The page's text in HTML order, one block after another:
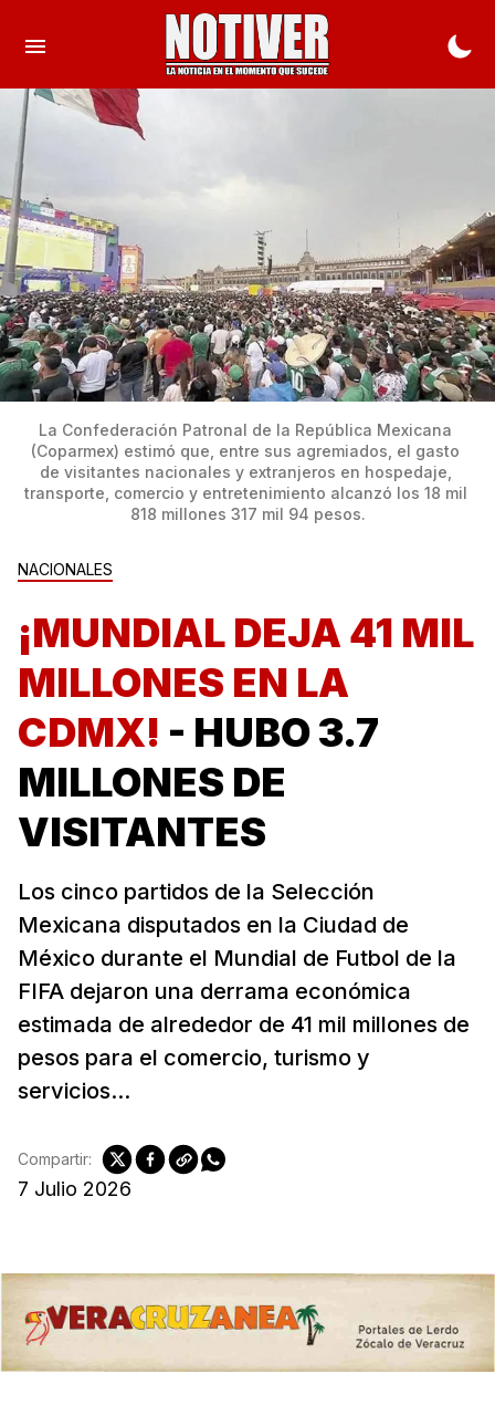
NACIONALES
¡MUNDIAL DEJA 41 MIL
MILLONES EN LA
CDMX! - HUBO 3.7
MILLONES DE
VISITANTES
Los cinco partidos de la Selección
Mexicana disputados en la Ciudad de
México durante el Mundial de Futbol de la
FIFA dejaron una derrama económica
estimada de alrededor de 41 mil millones de
pesos para el comercio, turismo y
servicios...
7 Julio 2026
Compartir:
La Confederación Patronal de la República Mexicana
(Coparmex) estimó que, entre sus agremiados, el gasto
de visitantes nacionales y extranjeros en hospedaje,
transporte, comercio y entretenimiento alcanzó los 18 mil
818 millones 317 mil 94 pesos.